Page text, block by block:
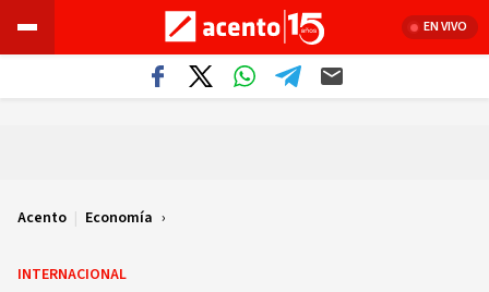
EN VIVO
Acento | Economía
INTERNACIONAL